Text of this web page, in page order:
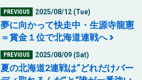
PREVIOUS 2025/08/12 (Tue)
夢に向かって快走中・生源寺龍憲
＝賞金１位で北海道連戦へ
PREVIOUS 2025/08/09 (Sat)
夏の北海道2連戦は“どれだけバー